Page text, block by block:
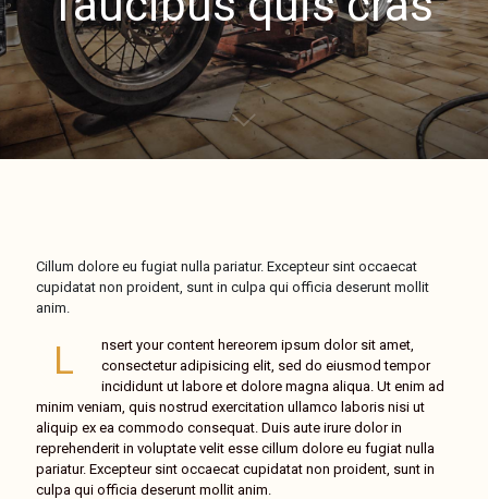
Cillum dolore eu fugiat nulla pariatur. Excepteur sint occaecat
cupidatat non proident, sunt in culpa qui officia deserunt mollit
anim.
L
nsert your content hereorem ipsum dolor sit amet,
consectetur adipisicing elit, sed do eiusmod tempor
incididunt ut labore et dolore magna aliqua. Ut enim ad
minim veniam, quis nostrud exercitation ullamco laboris nisi ut
aliquip ex ea commodo consequat. Duis aute irure dolor in
reprehenderit in voluptate velit esse cillum dolore eu fugiat nulla
pariatur. Excepteur sint occaecat cupidatat non proident, sunt in
culpa qui officia deserunt mollit anim.